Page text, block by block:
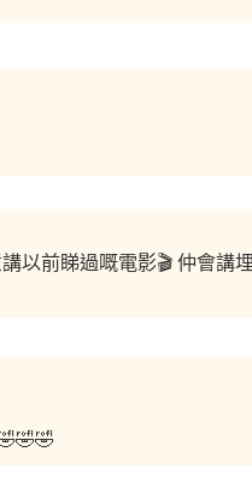
以前睇過嘅電影🎬 仲會講